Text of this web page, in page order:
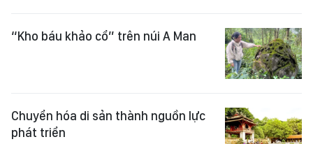
“Kho báu khảo cổ” trên núi A Man
Chuyển hóa di sản thành nguồn lực
phát triển